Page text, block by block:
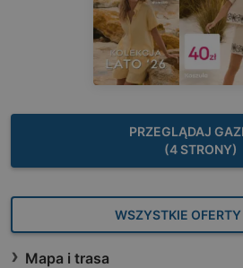
PRZEGLĄDAJ
(4 STRONY)
WSZYSTKIE OFERTY
Mapa i trasa